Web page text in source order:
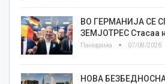
ВО ГЕРМАНИЈА СЕ
ЗЕМЈОТРЕС Стасаа
Панорама 07/08/2026
НОВА